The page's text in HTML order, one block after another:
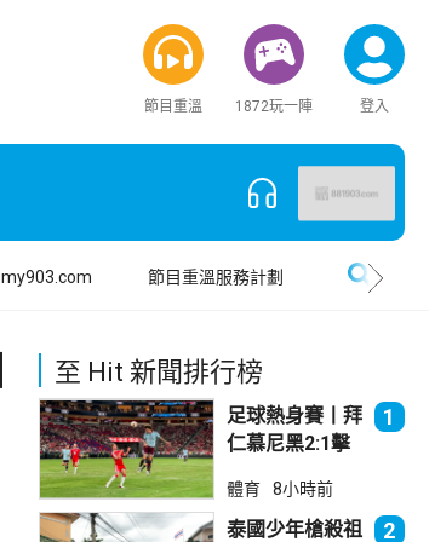
節目重溫 1872玩一陣 登入
my903.com 節目重溫服務計劃
至 Hit 新聞排行榜
足球熱身賽丨拜
仁慕尼黑2:1擊
1
體育 8小時前
泰國少年槍殺祖 2